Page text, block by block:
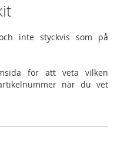
inte styckvis som på
för att veta vilken
när du vet